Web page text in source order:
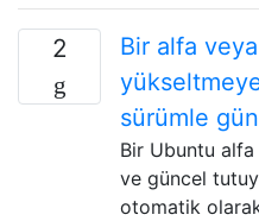
2
Bir alfa
sürümle
Bir Ubuntu
ve güncel
otomatik